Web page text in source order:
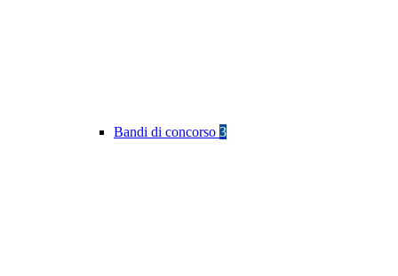
Bandi di concorso 3